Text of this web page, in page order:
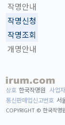
작명안내
작명신청
작명조회
개명안내
상호 한국작명원 사업
통신판매업신고번호 서
COPYRIGHT © 한국작명